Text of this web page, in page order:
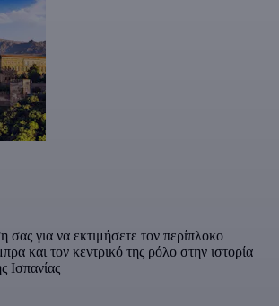
σας για να εκτιμήσετε τον περίπλοκο
και τον κεντρικό της ρόλο στην ιστορία
Ισπανίας